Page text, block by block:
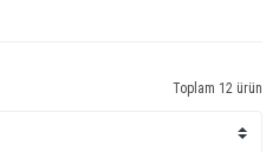
Toplam 12 ürün